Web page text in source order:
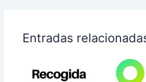
Entradas